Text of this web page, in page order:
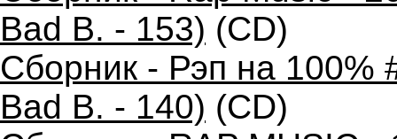
Bad B. - 153) (CD)
Сборник - Рэп на 100%
Bad B. - 140) (CD)